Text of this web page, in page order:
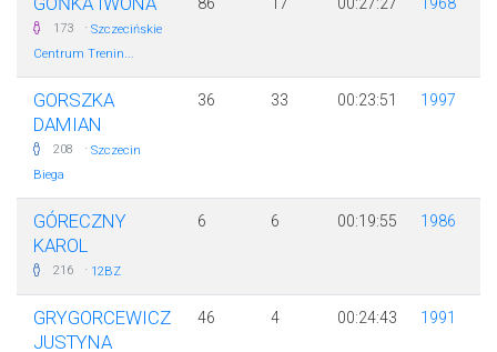
173 · Szczecińskie
Centrum Trenin...
GORSZKA
DAMIAN
208 · Szczecin
Biega
36 33 00:23:51 1997
GÓRECZNY
KAROL
216 · 12BZ
6 6 00:19:55 1986
GRYGORCEWICZ
JUSTYNA
46 4 00:24:43 1991